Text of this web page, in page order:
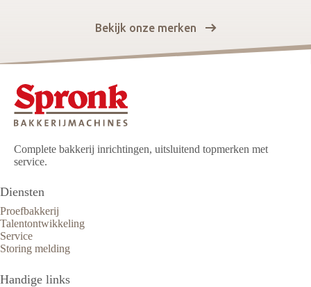
Bekijk onze merken
Complete bakkerij inrichtingen, uitsluitend topmerken met
service.
Diensten
Proefbakkerij
Talentontwikkeling
Service
Storing melding
Handige links